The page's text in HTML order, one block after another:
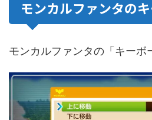
モンカルファンタの
モンカルファンタの「キーボ